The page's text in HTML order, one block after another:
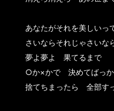
あなたがそれを美しいっ
さいならそれじゃさいな
夢よ夢よ　果てるまで
○か×かで　決めてばっか